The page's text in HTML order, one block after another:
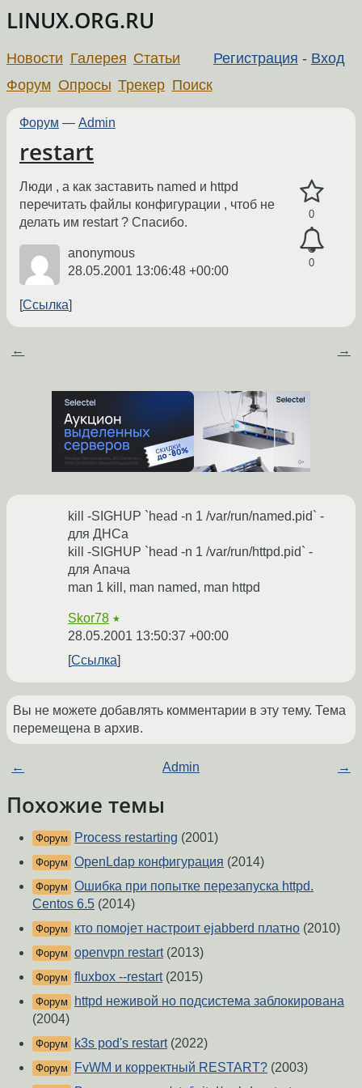
LINUX.ORG.RU
Регистрация - Вход
Новости Галерея Статьи
Форум Опросы Трекер Поиск
Форум — Admin
restart
0
0
Люди , а как заставить named и httpd
перечитать файлы конфигурации , чтоб не
делать им restart ? Спасибо.
anonymous
28.05.2001 13:06:48 +00:00
Ссылка
← →
kill -SIGHUP `head -n 1 /var/run/named.pid` -
для ДНСа
kill -SIGHUP `head -n 1 /var/run/httpd.pid` -
для Апача
man 1 kill, man named, man httpd
Skor78 ★
28.05.2001 13:50:37 +00:00
Ссылка
Вы не можете добавлять комментарии в эту тему. Тема
перемещена в архив.
← Admin →
Похожие темы
Форум Process restarting (2001)
Форум OpenLdap конфигурация (2014)
Форум Ошибка при попытке перезапуска httpd.
Centos 6.5 (2014)
Форум кто помоjeт настроит ejabberd платно (2010)
Форум openvpn restart(2013)
Форум fluxbox --restart(2015)
Форум
httpd неживой но подсистема заблокирована
(2004)
Форум k3s pod's restart(2022)
Форум FvWM и корректный RESTART? (2003)